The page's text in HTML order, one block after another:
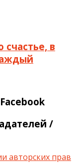
счастье, в
/
авторских прав